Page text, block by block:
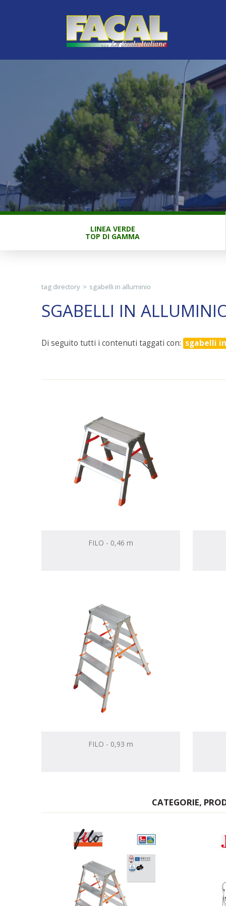
LINEA VERDE
TOP DI GAMMA
tag directory > sgabelli in alluminio
SGABELLI IN
Di seguito tutti i contenuti taggati con: sgabelli
FILO - 0,46 m
FILO - 0,93 m
CATEGORIE,